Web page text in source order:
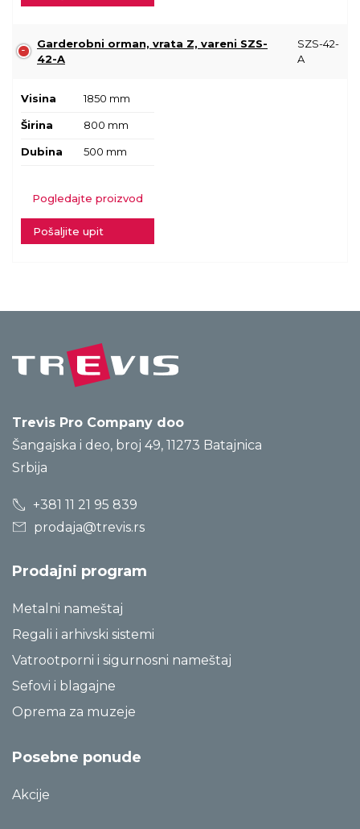
Garderobni orman, vrata Z, vareni SZS-
42-A
SZS-42-
A
Visina 1850 mm
Širina 800 mm
Dubina 500 mm
Pogledajte proizvod
Pošaljite upit
Trevis Pro Company doo
Šangajska i deo, broj 49, 11273 Batajnica
Srbija
+381 11 21 95 839
prodaja@trevis.rs
Prodajni program
Metalni nameštaj
Regali i arhivski sistemi
Vatrootporni i sigurnosni nameštaj
Sefovi i blagajne
Oprema za muzeje
Posebne ponude
Akcije